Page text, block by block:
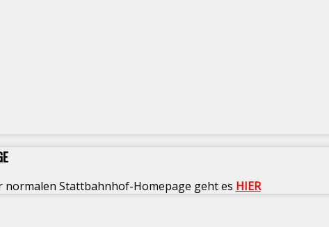
normalen Stattbahnhof-Homepage geht es HIER